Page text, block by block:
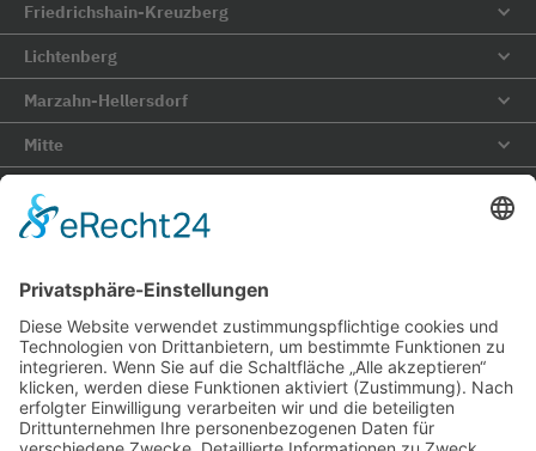
Friedrichshain-Kreuzberg
Lichtenberg
Marzahn-Hellersdorf
Mitte
Neukölln
Pankow
Reinickendorf
Spandau
Steglitz-Zehlendorf
Tempelhof-Schöneberg